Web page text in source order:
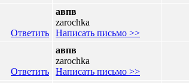
Ответить
авпв
zarochka
Написать письмо >>
Ответить
авпв
zarochka
Написать письмо >>